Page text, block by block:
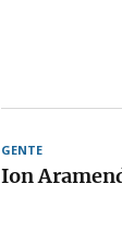
GENTE
Ion